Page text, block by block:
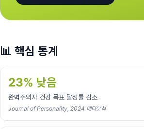
📊 핵심 통계
23% 낮음
완벽주의자 건강 목표 달성률 감소
Journal of Personality, 2024 메타분석